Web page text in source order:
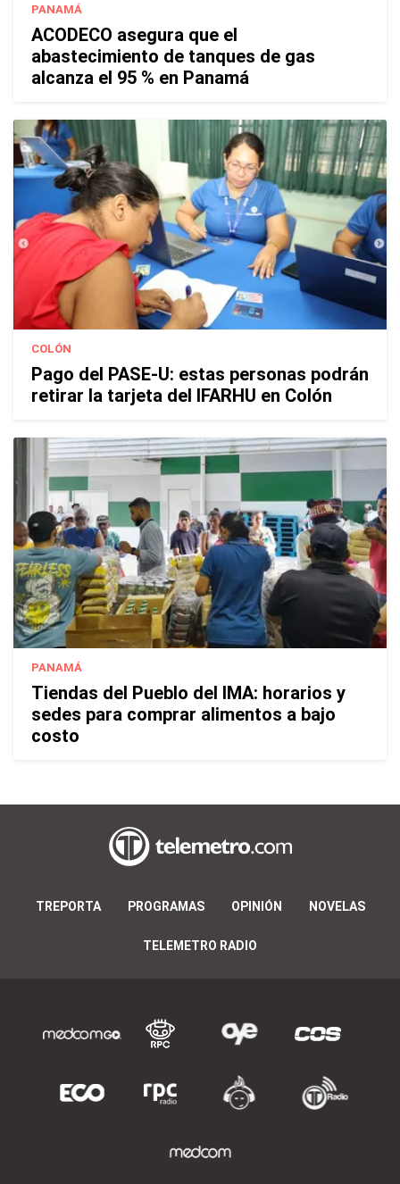
PANAMÁ
ACODECO asegura que el
abastecimiento de tanques de gas
alcanza el 95 % en Panamá
COLÓN
Pago del PASE-U: estas personas podrán
retirar la tarjeta del IFARHU en Colón
PANAMÁ
Tiendas del Pueblo del IMA: horarios y
sedes para comprar alimentos a bajo
costo
TREPORTA PROGRAMAS OPINIÓN NOVELAS
TELEMETRO RADIO